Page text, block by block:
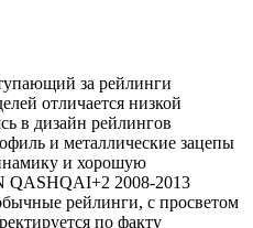
за рейлинги
отличается низкой
в дизайн рейлингов
и металлические зацепы
и хорошую
QASHQAI+2 2008-2013
рейлинги, с просветом
по факту